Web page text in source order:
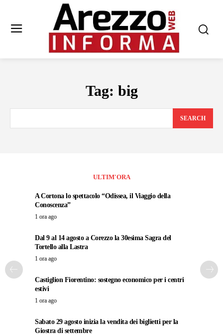
Tag: big
SEARCH
ULTIM'ORA
A Cortona lo spettacolo “Odissea, il Viaggio della
Conoscenza”
1 ora ago
Dal 9 al 14 agosto a Corezzo la 30esima Sagra del
Tortello alla Lastra
1 ora ago
Castiglion Fiorentino: sostegno economico per i centri
estivi
1 ora ago
Sabato 29 agosto inizia la vendita dei biglietti per la
Giostra di settembre